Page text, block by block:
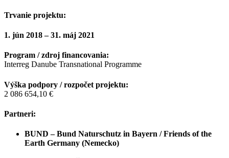
Trvanie projektu:
1. jún 2018 – 31. máj 2021
Program / zdroj financovania:
Interreg Danube Transnational Programme
Výška podpory / rozpočet projektu:
2 086 654,10 €
Partneri:
BUND – Bund Naturschutz in Bayern / Friends of the
Earth Germany (Nemecko)